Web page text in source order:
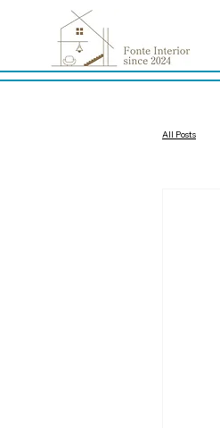
All Posts
イ